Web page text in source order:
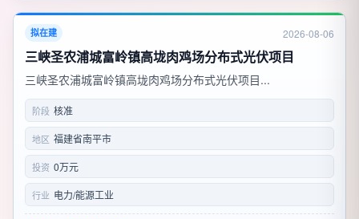
拟在建 2026-08-06
三峡圣农浦城富岭镇高垅肉鸡场分布式光伏项目
三峡圣农浦城富岭镇高垅肉鸡场分布式光伏项目...
阶段 核准
地区 福建省南平市
投资 0万元
行业 电力/能源工业